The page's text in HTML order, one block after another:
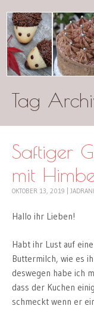
Tag
Saftiger
mit
OKTOBER 13, 2019
Hallo ihr Lieben!
Habt ihr Lust auf
Buttermilch, wie es
deswegen habe ich
dass der Kuchen
schmeckt wenn er